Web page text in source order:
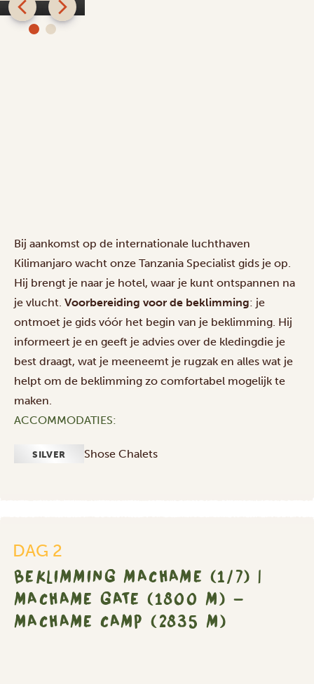
Bij aankomst op de internationale luchthaven
Kilimanjaro wacht onze Tanzania Specialist gids je op.
Hij brengt je naar je hotel, waar je kunt ontspannen na
je vlucht. Voorbereiding voor de beklimming: je
ontmoet je gids vóór het begin van je beklimming. Hij
informeert je en geeft je advies over de kledingdie je
best draagt, wat je meeneemt je rugzak en alles wat je
helpt om de beklimming zo comfortabel mogelijk te
maken.
ACCOMMODATIES:
SILVER Shose Chalets
DAG 2
BEKLIMMING MACHAME (1/7) |
MACHAME GATE (1800 M) -
MACHAME CAMP (2835 M)
Beklimming
(1/7)
-
Machame
Camp
(2835
m)